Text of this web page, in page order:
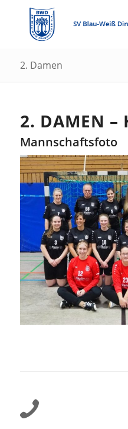
2. Damen
2. DAMEN –
Mannschaftsfoto